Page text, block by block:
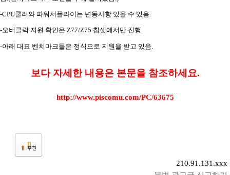
-CPU쿨러와 파워서플라이는 변동사항 있을 수 있음
-오버클럭 지원 확인은 Z77/Z75 칩셋에서만 진행.
-아래 대표 벤치마크들은 정식으로 지원을 받고 있음
보다 자세한 내용은 본문을 참조하세요.
http://www.piscomu.com/PC/63675
11
210.91.131.xxx